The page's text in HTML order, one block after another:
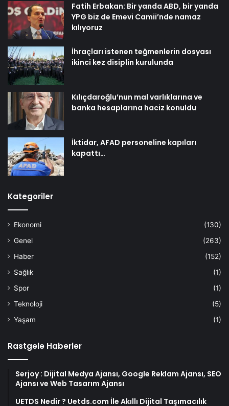
Fatih Erbakan: Bir yanda ABD, bir yanda
YPG biz de Emevi Camii’nde namaz
kılıyoruz
İhraçları istenen teğmenlerin dosyası
ikinci kez disiplin kurulunda
Kılıçdaroğlu’nun mal varlıklarına ve
banka hesaplarına haciz konuldu
İktidar, AFAD personeline kapıları
kapattı…
Kategoriler
Ekonomi
(130)
Genel
(263)
Haber
(152)
Sağlık
(1)
Spor
(1)
Teknoloji
(5)
Yaşam
(1)
Rastgele Haberler
Serjoy : Dijital Medya Ajansı, Google Reklam Ajansı, SEO
Ajansı ve Web Tasarım Ajansı
UETDS Nedir ? Uetds.com İle Akıllı Dijital Taşımacılık